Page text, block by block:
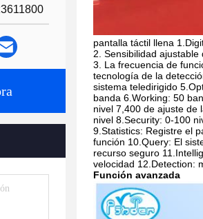
pantalla táctil llena
2. Sensibilidad
3. La frecuencia de
tecnología de la
sistema teledirigido
banda 6.Working: 50
nivel 7,400 de ajuste de
nivel 8.Security: 0-100
9.Statistics: Registre el
función 10.Query: El
recurso seguro
velocidad 12.Detection:
Función avanzada